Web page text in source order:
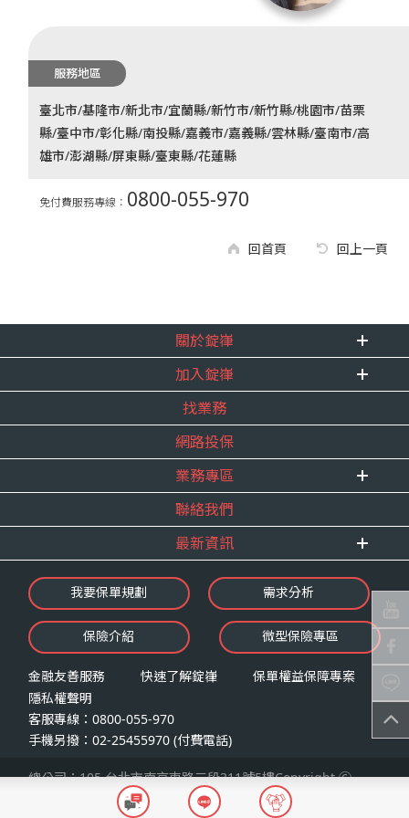
服務地區
臺北市/基隆市/新北市/宜蘭縣/新竹市/新竹縣/桃園市/苗栗
縣/臺中市/彰化縣/南投縣/嘉義市/嘉義縣/雲林縣/臺南市/高
雄市/澎湖縣/屏東縣/臺東縣/花蓮縣
免付費服務專線： 0800-055-970
回首頁 回上一頁
關於錠嵂
企業資訊
重要事跡
得獎紀錄
服務宣言
合作夥伴
加入錠嵂
內勤招聘
精英招募
年度增員計畫
找業務
網路投保
業務專區
E 線資源網
聯絡我們
最新資訊
最新消息
錠嵂焦點
影音頻道
業務資源分享
我要保單規劃 需求分析
保險介紹 微型保險專區
金融友善服務 快速了解錠嵂
保單權益保障專案
隱私權聲明
客服專線：0800-055-970
手機另撥：02-25455970 (付費電話)
總公司：105 台北市南京東路三段311號5樓Copyright Ⓒ
2026 錠嵂保險經紀人股份有限公司LAW Insurance Broker